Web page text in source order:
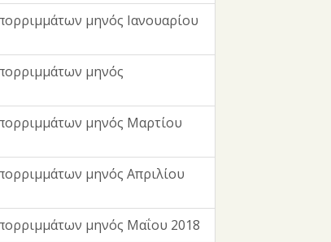
μηνός Ιανουαρίου
μηνός
μηνός Μαρτίου
μηνός Απριλίου
μηνός Μαΐου 2018